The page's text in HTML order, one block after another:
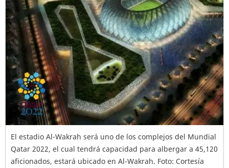
El estadio Al-Wakrah será uno de los complejos del Mundial
Qatar 2022, el cual tendrá capacidad para albergar a 45,120
aficionados, estará ubicado en Al-Wakrah. Foto: Cortesía